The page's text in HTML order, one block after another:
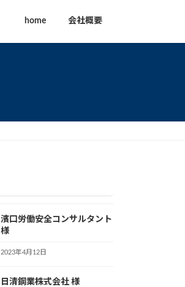
home 会社概要
濱口労働安全コンサルタント
様
2023年4月12日
日清鋼業株式会社 様